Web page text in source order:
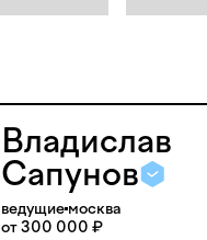
Владислав
Сапунов
ведущие москва
от 300 000 ₽